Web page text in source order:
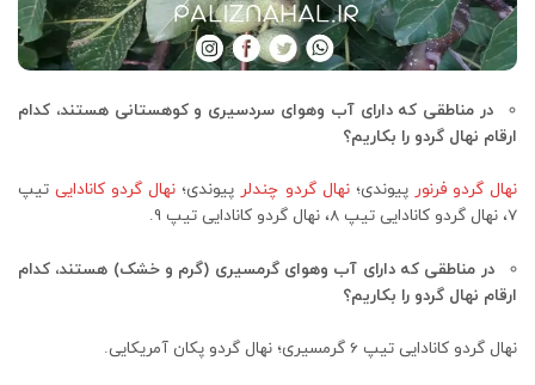
در مناطقی که دارای آب وهوای سردسیری و کوهستانی هستند، کدام
ارقام نهال گردو را بکاریم؟
نهال گردو فرنور پیوندی؛نهال گردو چندلر پیوندی؛ نهال گردو کاناداییتیپ
7، نهال گردو کانادایی تیپ 8، نهال گردو کانادایی تیپ 9.
در مناطقی که دارای آب وهوای گرمسیری (گرم و خشک) هستند، کدام
ارقام نهال گردو را بکاریم؟
نهال گردو کانادایی تیپ 6 گرمسیری؛ نهال گردو پکان آمریکایی.